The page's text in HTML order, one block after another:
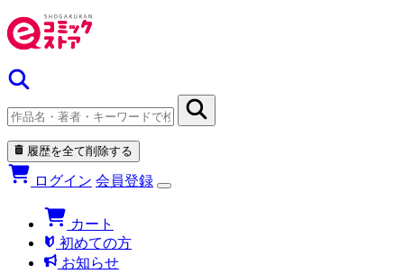
履歴を全て削除する
ログイン 会員登録
カート
初めての方
お知らせ